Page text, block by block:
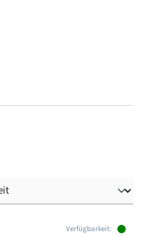
Verfügbarkeit: